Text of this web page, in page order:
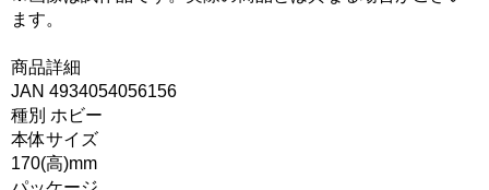
ます。
商品詳細
JAN 4934054056156
種別 ホビー
本体サイズ
170(高)mm